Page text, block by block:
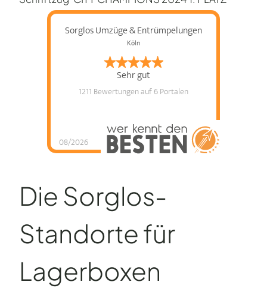
Sorglos Umzüge & Entrümpelungen
Köln
Sehr gut
1211 Bewertungenauf 6 Portalen
08/2026
Die Sorglos-
Standorte für
Lagerboxen